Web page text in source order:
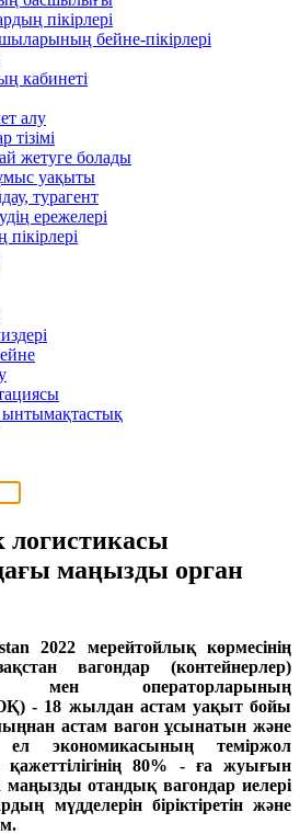
пікірлері
бейне-пікірлері
кабинеті
алу
жетуге болады
уақыты
турагент
ережелері
пікірлері
маңызды орган
2022 мерейтойлық көрмесінің
вагондар (контейнерлер)
мен операторларының
- 18 жылдан астам уақыт бойы
астам вагон ұсынатын және
экономикасының теміржол
қажеттілігінің 80% - ға жуығын
маңызды отандық вагондар иелері
мүдделерін біріктіретін және